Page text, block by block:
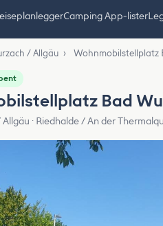
Camping App-lister
/ Allgäu › Wohnmobilstellplatz
Bad
· Riedhalde / An der